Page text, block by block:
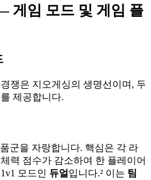
게임 모드 및 게임 플
쟁은 지오게싱의 생명선이며, 두
제공합니다.
군을 자랑합니다. 핵심은 각 라
력 점수가 감소하여 한 플레이어
모드인 듀얼 입니다.² 이는 팀